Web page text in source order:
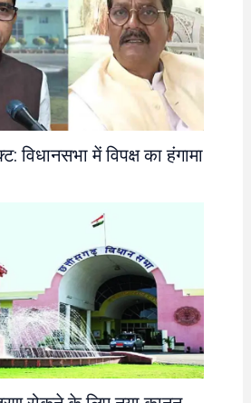
विधानसभा में विपक्ष का हंगामा